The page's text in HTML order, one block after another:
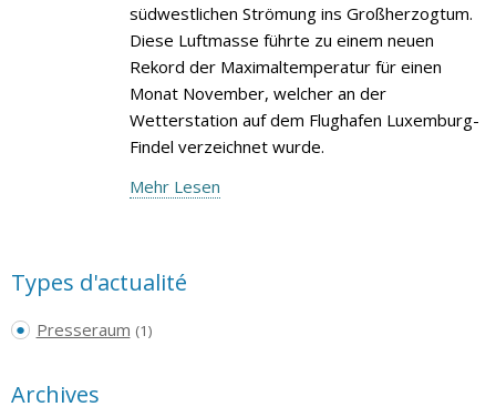
südwestlichen Strömung ins Großherzogtum.
Diese Luftmasse führte zu einem neuen
Rekord der Maximaltemperatur für einen
Monat November, welcher an der
Wetterstation auf dem Flughafen Luxemburg-
Findel verzeichnet wurde.
Mehr Lesen
Types d'actualité
Presseraum (1)
Archives